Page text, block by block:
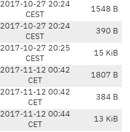
2017-10-27 20:24
CEST
1548 B
2017-10-27 20:24
CEST
390 B
2017-10-27 20:25
CEST
15 KiB
2017-11-12 00:42
CET
1807 B
2017-11-12 00:42
CET
384 B
2017-11-12 00:44
CET
13 KiB